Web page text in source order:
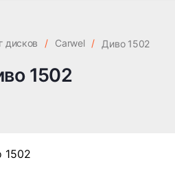
дисков / Carwel / Диво 1502
1502